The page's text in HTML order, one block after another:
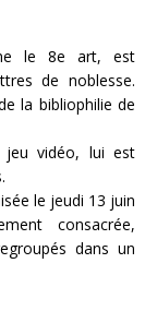
le 8e art, est
de noblesse.
la bibliophilie de
jeu vidéo, lui est
le jeudi 13 juin
consacrée,
dans un